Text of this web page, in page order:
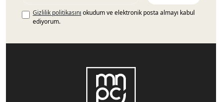
Gizlilik politikasını okudum ve elektronik posta almayı kabul
ediyorum.